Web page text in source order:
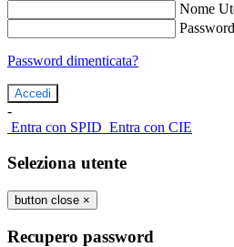
Nome
Password
Password dimenticata?
-
Entra con SPID Entra con CIE
Seleziona utente
button close ×
Recupero password